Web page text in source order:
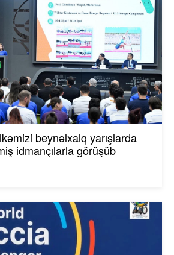
beynəlxalq yarışlarda
idmançılarla görüşüb